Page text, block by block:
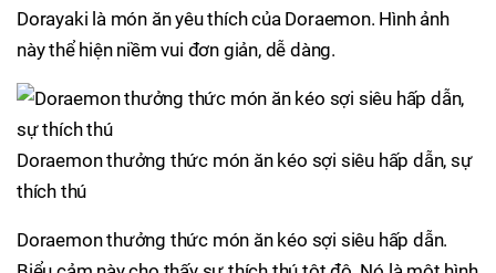
Dorayaki là món ăn yêu thích của Doraemon. Hình ảnh
này thể hiện niềm vui đơn giản, dễ dàng.
Doraemon thưởng thức món ăn kéo sợi siêu hấp dẫn, sự
thích thú
Doraemon thưởng thức món ăn kéo sợi siêu hấp dẫn.